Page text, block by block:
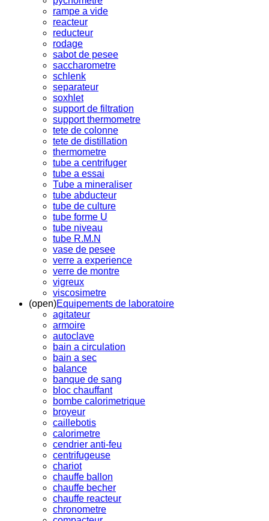
rampe a vide
reacteur
reducteur
rodage
sabot de pesee
saccharometre
schlenk
separateur
soxhlet
support de filtration
support thermometre
tete de colonne
tete de distillation
thermometre
tube a centrifuger
tube a essai
Tube a mineraliser
tube abducteur
tube de culture
tube forme U
tube niveau
tube R.M.N
vase de pesee
verre a experience
verre de montre
vigreux
viscosimetre
(open)Equipements de laboratoire
agitateur
armoire
autoclave
bain a circulation
bain a sec
balance
banque de sang
bloc chauffant
bombe calorimetrique
broyeur
caillebotis
calorimetre
cendrier anti-feu
centrifugeuse
chariot
chauffe ballon
chauffe becher
chauffe reacteur
chronometre